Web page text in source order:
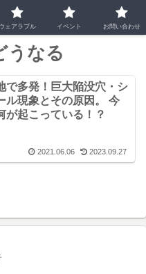
うなる
で多発！巨大陥没穴・シ
ル現象とその原因。 今
が起こっている！？
2021.06.06 2023.09.27
ウェアラブル イベント お問い合わせ